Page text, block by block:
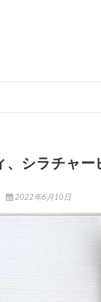
、シラチャ
2022年6月10日